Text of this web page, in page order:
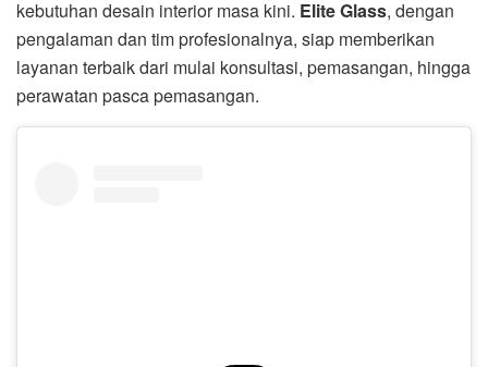
kebutuhan desain interior masa kini. Elite Glass, dengan
pengalaman dan tim profesionalnya, siap memberikan
layanan terbaik dari mulai konsultasi, pemasangan, hingga
perawatan pasca pemasangan.